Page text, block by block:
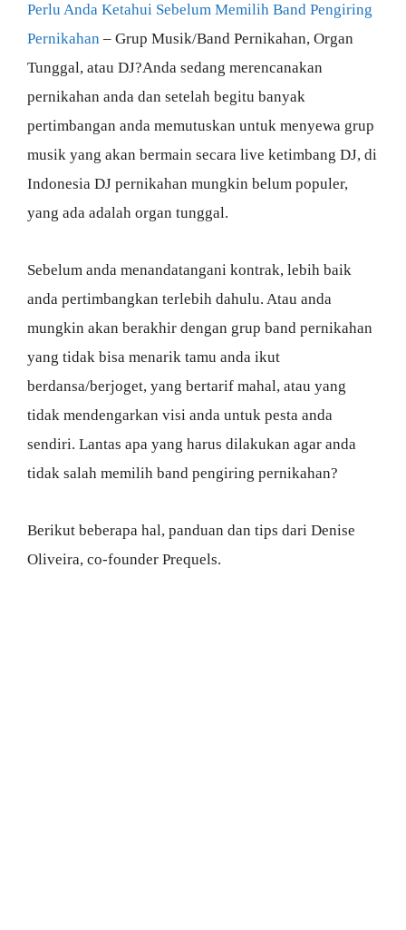
Perlu Anda Ketahui Sebelum Memilih Band Pengiring
Pernikahan – Grup Musik/Band Pernikahan, Organ
Tunggal, atau DJ?Anda sedang merencanakan
pernikahan anda dan setelah begitu banyak
pertimbangan anda memutuskan untuk menyewa grup
musik yang akan bermain secara live ketimbang DJ, di
Indonesia DJ pernikahan mungkin belum populer,
yang ada adalah organ tunggal.
Sebelum anda menandatangani kontrak, lebih baik
anda pertimbangkan terlebih dahulu. Atau anda
mungkin akan berakhir dengan grup band pernikahan
yang tidak bisa menarik tamu anda ikut
berdansa/berjoget, yang bertarif mahal, atau yang
tidak mendengarkan visi anda untuk pesta anda
sendiri. Lantas apa yang harus dilakukan agar anda
tidak salah memilih band pengiring pernikahan?
Berikut beberapa hal, panduan dan tips dari Denise
Oliveira, co-founder Prequels.